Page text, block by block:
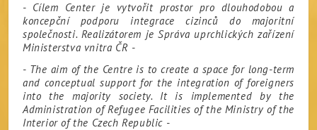
- Cílem Center je vytvořit prostor pro dlouhodobou a
koncepční podporu integrace cizinců do majoritní
společnosti. Realizátorem je Správa uprchlických zařízení
Ministerstva vnitra ČR -
- The aim of the Centre is to create a space for long-term
and conceptual support for the integration of foreigners
into the majority society. It is implemented by the
Administration of Refugee Facilities of the Ministry of the
Interior of the Czech Republic -